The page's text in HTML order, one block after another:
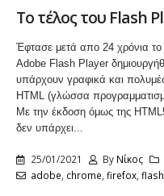
Το τέλος του Flash
Έφτασε μετά απο 24 χρόνια
Adobe Flash Player
υπάρχουν γραφικά και
HTML (γλώσσα
Με την έκδοση όμως της
δεν υπάρχει...
25/01/2021 By Νίκος
adobe chrome firefox, flash